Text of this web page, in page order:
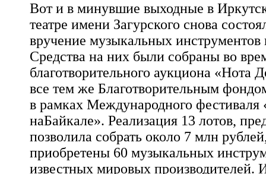
Вот и в минувшие выходные в
театре имени Загурского снова
вручение музыкальных
Средства на них были собраны во
благотворительного аукциона «Нота
все тем же Благотворительным
в рамках Международного фестиваля
наБайкале». Реализация 13 лотов,
позволила собрать около 7 млн
приобретены 60 музыкальных
известных мировых производителей.